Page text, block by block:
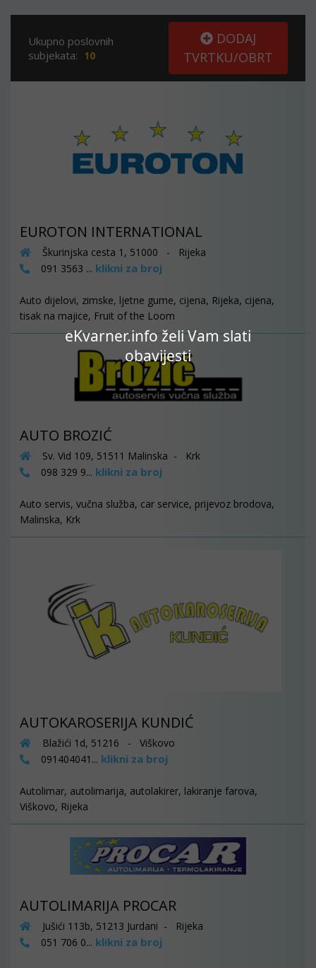
eKvarner.info želi Vam slati
obavijesti
Ukupno poslovnih
subjekata: 10
DODAJ
TVRTKU/OBRT
EUROTON INTERNATIONAL
Škurinjska cesta 1, 51000 - Rijeka
091 3563 ... klikni za broj
Auto dijelovi, zimske, ljetne gume, cijena, Rijeka, cijena,
tisak na majice, Fruit of the Loom
AUTO BROZIĆ
Sv. Vid 109, 51511 Malinska - Krk
098 329 9... klikni za broj
Auto servis, vučna služba, car service, prijevoz brodova,
Malinska, Krk
AUTOKAROSERIJA KUNDIĆ
Blažići 1d, 51216 - Viškovo
091404041... klikni za broj
Autolimar, autolimarija, autolakirer, lakiranje farova,
Viškovo, Rijeka
AUTOLIMARIJA PROCAR
Jušići 113b, 51213 Jurdani - Rijeka
051 706 0... klikni za broj